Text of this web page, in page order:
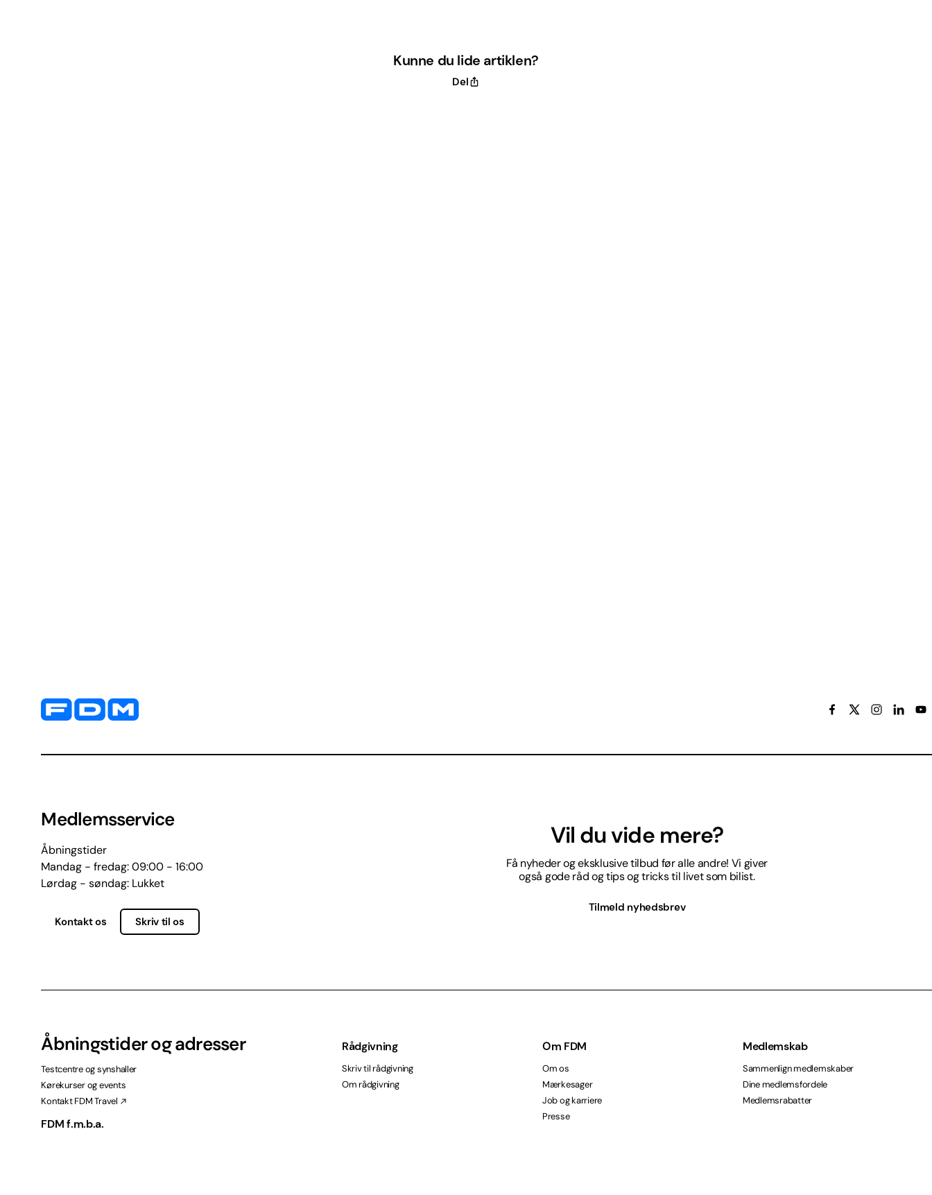
Kunne du lide artiklen?
Del
Yderligere information og kontaktoplysninger
Medlemsservice
Åbningstider
Mandag - fredag: 09:00 - 16:00
Lørdag - søndag: Lukket
Kontakt os Skriv til os
Vil du vide mere?
Få nyheder og eksklusive tilbud før alle andre! Vi giver
også gode råd og tips og tricks til livet som bilist.
Tilmeld nyhedsbrev
Åbningstider og adresser
Testcentre og synshaller
Kørekurser og events
Kontakt FDM Travel
FDM f.m.b.a.
Rådgivning
Skriv til rådgivning
Om rådgivning
Om FDM
Om os
Mærkesager
Job og karriere
Presse
Medlemskab
Sammenlign medlemskaber
Dine medlemsfordele
Medlemsrabatter